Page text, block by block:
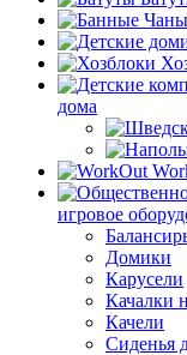
дома
игровое
Домики
Карусели
Качалки
Качели
Сиденья